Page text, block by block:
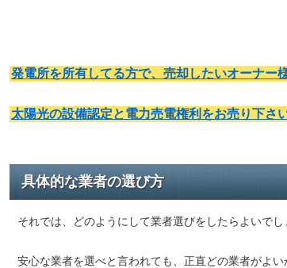
発電所を所有してる方で、売却したいオーナー
太陽光の設備認定と電力売電権利をお売り下さい
具体的な業者の選び方
それでは、どのようにして業者選びをしたらよいでし
安心な業者を選べと言われても、正直どの業者がよ